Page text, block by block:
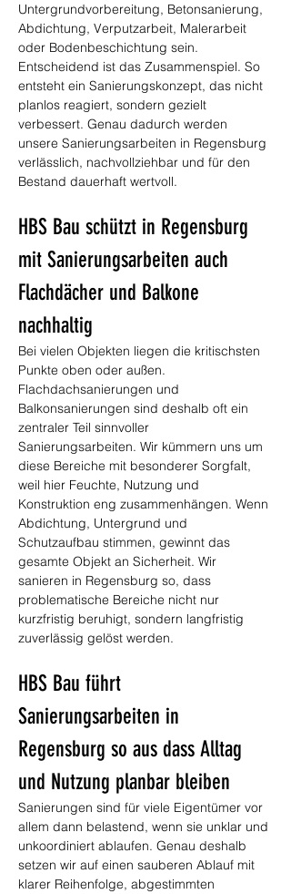
Untergrundvorbereitung, Betonsanierung,
Abdichtung, Verputzarbeit, Malerarbeit
oder Bodenbeschichtung sein.
Entscheidend ist das Zusammenspiel. So
entsteht ein Sanierungskonzept, das nicht
planlos reagiert, sondern gezielt
verbessert. Genau dadurch werden
unsere Sanierungsarbeiten in Regensburg
verlässlich, nachvollziehbar und für den
Bestand dauerhaft wertvoll.
HBS Bau schützt in Regensburg
mit Sanierungsarbeiten auch
Flachdächer und Balkone
nachhaltig
Bei vielen Objekten liegen die kritischsten
Punkte oben oder außen.
Flachdachsanierungen und
Balkonsanierungen sind deshalb oft ein
zentraler Teil sinnvoller
Sanierungsarbeiten. Wir kümmern uns um
diese Bereiche mit besonderer Sorgfalt,
weil hier Feuchte, Nutzung und
Konstruktion eng zusammenhängen. Wenn
Abdichtung, Untergrund und
Schutzaufbau stimmen, gewinnt das
gesamte Objekt an Sicherheit. Wir
sanieren in Regensburg so, dass
problematische Bereiche nicht nur
kurzfristig beruhigt, sondern langfristig
zuverlässig gelöst werden.
HBS Bau führt
Sanierungsarbeiten in
Regensburg so aus dass Alltag
und Nutzung planbar bleiben
Sanierungen sind für viele Eigentümer vor
allem dann belastend, wenn sie unklar und
unkoordiniert ablaufen. Genau deshalb
setzen wir auf einen sauberen Ablauf mit
klarer Reihenfolge, abgestimmten